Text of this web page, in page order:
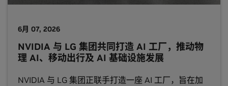
6月 07, 2026
NVIDIA 与 LG 集团共同打造 AI 工厂，推动物
理 AI、移动出行及 AI 基础设施发展
NVIDIA 与 LG 集团正联手打造一座 AI 工厂，旨在加